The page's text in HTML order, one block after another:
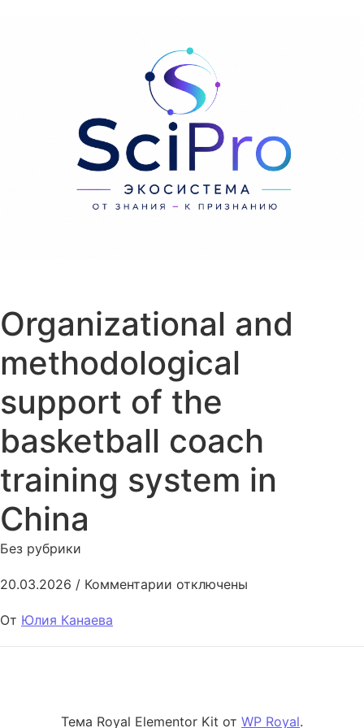
Organizational and
methodological
support of the
basketball coach
training system in
China
Без рубрики
20.03.2026 / Комментарии к записи Organizational and
отключены
От Юлия Канаева
Тема Royal Elementor Kit от WP Royal.